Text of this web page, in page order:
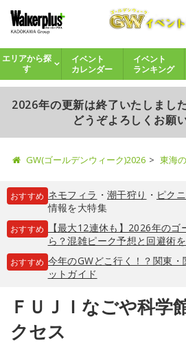
エリアから探
す
イベント
カレンダー
イベント
ランキング
2026年の更新は終了いたしまし
どうぞよろしくお願
GW(ゴールデンウィーク)2026 東海
おすすめ ネモフィラ ・ 潮干狩り ・ ピク
情報を大特集
おすすめ
【最大12連休も】2026年の
ら？混雑ピーク予想と回避術
おすすめ 今年のGWどこ行く！？関東
ットガイド
ＦＵＪＩなごや科学
クセス